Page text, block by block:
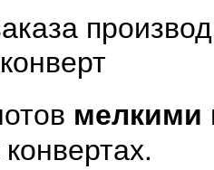
мелкими